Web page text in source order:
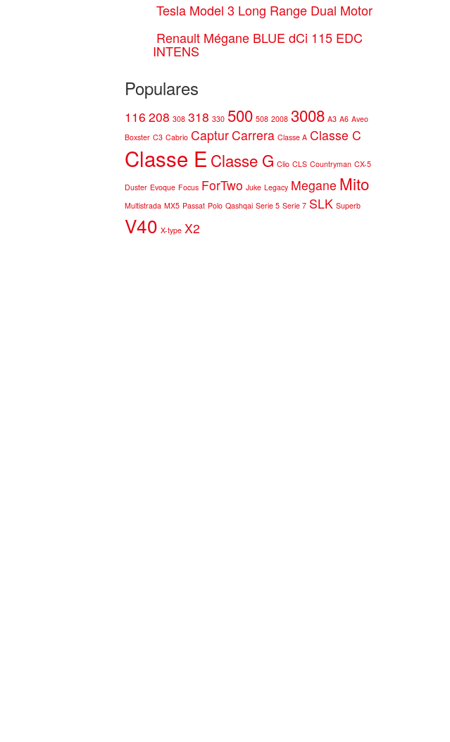
Tesla Model 3 Long Range Dual Motor
Renault Mégane BLUE dCi 115 EDC
INTENS
Populares
116 208 308 318 330 500 508 2008 3008 A3 A6 Aveo
Boxster C3 Cabrio CapturCarrera Classe A Classe C
Classe E Classe G Clio CLS Countryman CX-5
Duster Evoque Focus ForTwo Juke Legacy Megane Mito
Multistrada MX5 Passat Polo Qashqai Serie 5 Serie 7 SLK Superb
V40 X-type X2